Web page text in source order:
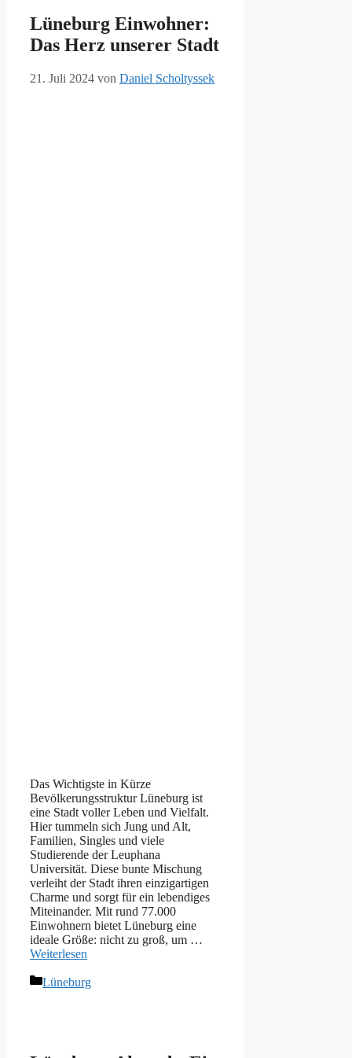
Lüneburg Einwohner:
Das Herz unserer Stadt
21. Juli 2024 von Daniel Scholtyssek
Das Wichtigste in Kürze
Bevölkerungsstruktur Lüneburg ist
eine Stadt voller Leben und Vielfalt.
Hier tummeln sich Jung und Alt,
Familien, Singles und viele
Studierende der Leuphana
Universität. Diese bunte Mischung
verleiht der Stadt ihren einzigartigen
Charme und sorgt für ein lebendiges
Miteinander. Mit rund 77.000
Einwohnern bietet Lüneburg eine
ideale Größe: nicht zu groß, um …
Weiterlesen
Kategorien
Lüneburg